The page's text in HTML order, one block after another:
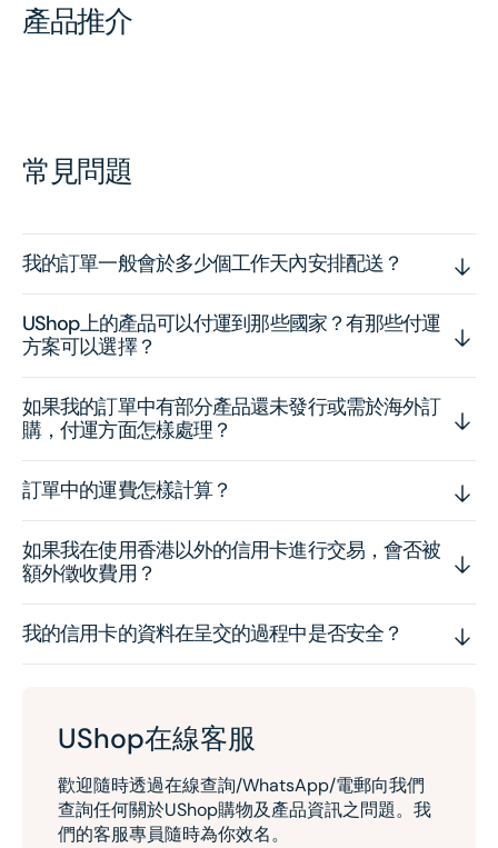
產品推介
常見問題
我的訂單一般會於多少個工作天內安排配送？
UShop上的產品可以付運到那些國家？有那些付運
方案可以選擇？
如果我的訂單中有部分產品還未發行或需於海外訂
購，付運方面怎樣處理？
訂單中的運費怎樣計算？
如果我在使用香港以外的信用卡進行交易，會否被
額外徵收費用？
我的信用卡的資料在呈交的過程中是否安全？
UShop在線客服
歡迎隨時透過在線查詢/WhatsApp/電郵向我們
查詢任何關於UShop購物及產品資訊之問題。我
們的客服專員隨時為你效名。